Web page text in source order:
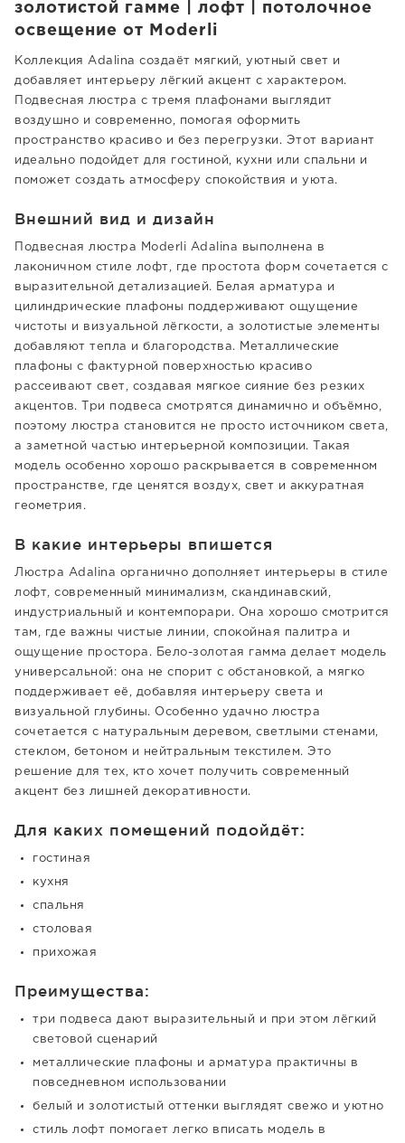
золотистой гамме | лофт | потолочное
освещение от Moderli
Коллекция Adalina создаёт мягкий, уютный свет и
добавляет интерьеру лёгкий акцент с характером.
Подвесная люстра с тремя плафонами выглядит
воздушно и современно, помогая оформить
пространство красиво и без перегрузки. Этот вариант
идеально подойдет для гостиной, кухни или спальни и
поможет создать атмосферу спокойствия и уюта.
Внешний вид и дизайн
Подвесная люстра Moderli Adalina выполнена в
лаконичном стиле лофт, где простота форм сочетается с
выразительной детализацией. Белая арматура и
цилиндрические плафоны поддерживают ощущение
чистоты и визуальной лёгкости, а золотистые элементы
добавляют тепла и благородства. Металлические
плафоны с фактурной поверхностью красиво
рассеивают свет, создавая мягкое сияние без резких
акцентов. Три подвеса смотрятся динамично и объёмно,
поэтому люстра становится не просто источником света,
а заметной частью интерьерной композиции. Такая
модель особенно хорошо раскрывается в современном
пространстве, где ценятся воздух, свет и аккуратная
геометрия.
В какие интерьеры впишется
Люстра Adalina органично дополняет интерьеры в стиле
лофт, современный минимализм, скандинавский,
индустриальный и контемпорари. Она хорошо смотрится
там, где важны чистые линии, спокойная палитра и
ощущение простора. Бело-золотая гамма делает модель
универсальной: она не спорит с обстановкой, а мягко
поддерживает её, добавляя интерьеру света и
визуальной глубины. Особенно удачно люстра
сочетается с натуральным деревом, светлыми стенами,
стеклом, бетоном и нейтральным текстилем. Это
решение для тех, кто хочет получить современный
акцент без лишней декоративности.
Для каких помещений подойдёт:
гостиная
кухня
спальня
столовая
прихожая
Преимущества:
три подвеса дают выразительный и при этом лёгкий
световой сценарий
металлические плафоны и арматура практичны в
повседневном использовании
белый и золотистый оттенки выглядят свежо и уютно
стиль лофт помогает легко вписать модель в